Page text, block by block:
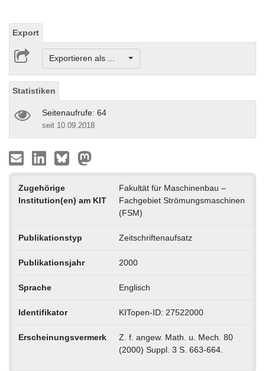
Export
Exportieren als ...
Statistiken
Seitenaufrufe: 64
seit 10.09.2018
Zugehörige
Institution(en) am KIT
Fakultät für Maschinenbau –
Fachgebiet Strömungsmaschinen
(FSM)
Publikationstyp Zeitschriftenaufsatz
Publikationsjahr 2000
Sprache Englisch
Identifikator KITopen-ID: 27522000
Erscheinungsvermerk
Z. f. angew. Math. u. Mech. 80
(2000) Suppl. 3 S. 663-664.